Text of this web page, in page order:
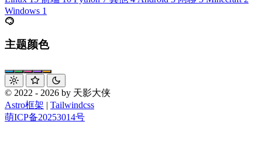
Windows 1
主题颜色
© 2022 - 2026 by 天影大侠
Astro框架 | Tailwindcss
萌ICP备20253014号